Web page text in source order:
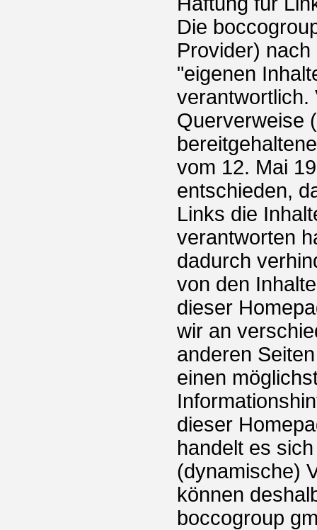
Die
Provider)
"eigenen
verantwortlich.
Querverweise
vom 12. Mai
entschieden,
Links die
verantworten
dadurch
von den
dieser
wir an
anderen
einen
dieser
handelt es
(dynamische)
können
boccogroup